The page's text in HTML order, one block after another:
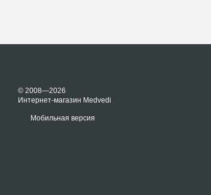
© 2008—2026
Интернет-магазин Medvedi
Мобильная версия